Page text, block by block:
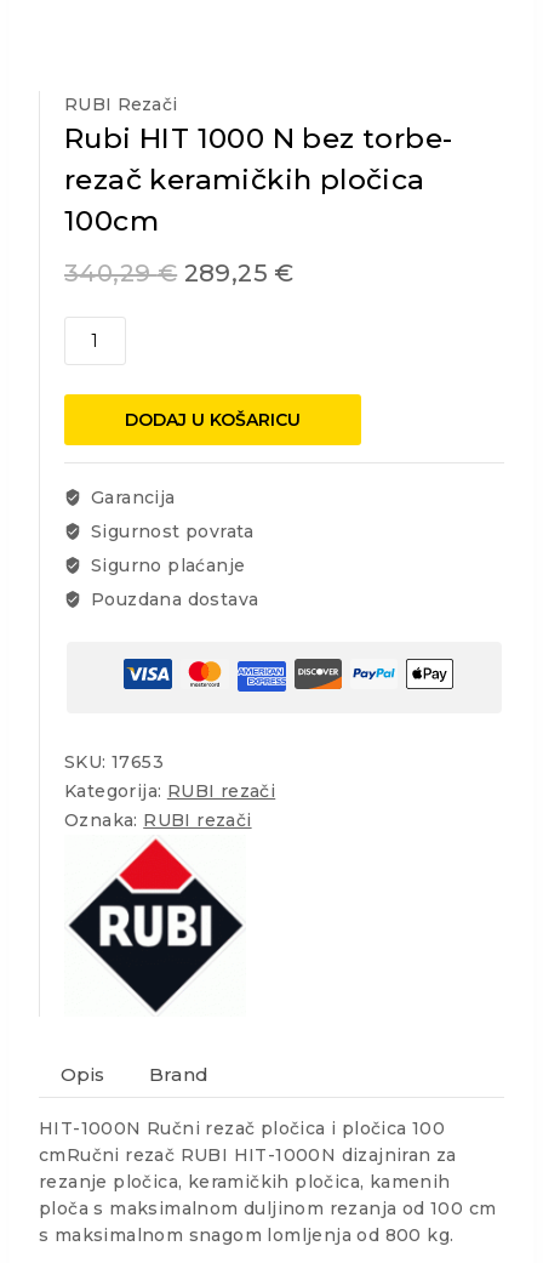
RUBI Rezači
Rubi HIT 1000 N bez torbe-
rezač keramičkih pločica
100cm
340,29€ 289,25 €
Rubi
torbe-
rezač
pločica
100cm
količina
DODAJ U KOŠARICU
Garancija
Sigurnost povrata
Sigurno plaćanje
Pouzdana dostava
SKU: 17653
Kategorija: RUBI rezači
Oznaka: RUBI rezači
Opis Brand
HIT-1000N Ručni rezač pločica i pločica 100
cmRučni rezač RUBI HIT-1000N dizajniran za
rezanje pločica, keramičkih pločica, kamenih
ploča s maksimalnom duljinom rezanja od 100 cm
s maksimalnom snagom lomljenja od 800 kg.